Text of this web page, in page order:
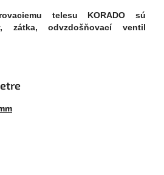
telesu KORADO sú
zátka, odvzdošňovací ventil